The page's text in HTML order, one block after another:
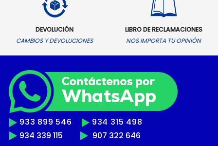
DEVOLUCIÓN
CAMBIOS Y DEVOLUCIONES
LIBRO DE RECLAMACIONES
NOS IMPORTA TU OPINIÓN
933 899 546
934 315 498
934 339 115
907 322 646